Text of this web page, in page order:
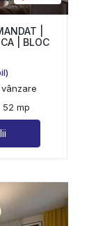
|
| BLOC
52 mp